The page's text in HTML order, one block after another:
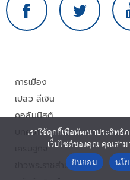
การเมือง
เปลว สีเงิน
คอลัมนิสต์
บทความ
ข่าวพระราชสำนัก
เราใช้คุกกี้เพื่อพัฒนาประสิทธิ
เว็บไซต์ของคุณ คุณสาม
ยินยอม
นโ